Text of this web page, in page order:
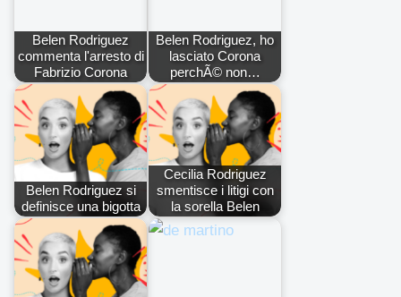
Belen Rodriguez
commenta l'arresto di
Fabrizio Corona
Belen Rodriguez, ho
lasciato Corona
perchÃ© non…
Belen Rodriguez si
definisce una bigotta
Cecilia Rodriguez
smentisce i litigi con
la sorella Belen